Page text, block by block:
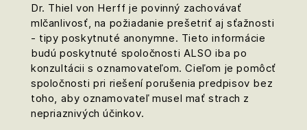
Dr. Thiel von Herff je povinný zachovávať
mlčanlivosť, na požiadanie prešetriť aj sťažnosti
- tipy poskytnuté anonymne. Tieto informácie
budú poskytnuté spoločnosti ALSO iba po
konzultácii s oznamovateľom. Cieľom je pomôcť
spoločnosti pri riešení porušenia predpisov bez
toho, aby oznamovateľ musel mať strach z
nepriaznivých účinkov.